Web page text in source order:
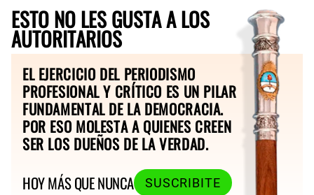
ESTO NO LES GUSTA A LOS
AUTORITARIOS
EL EJERCICIO DEL PERIODISMO
PROFESIONAL Y CRÍTICO ES UN PILAR
FUNDAMENTAL DE LA DEMOCRACIA.
POR ESO MOLESTA A QUIENES CREEN
SER LOS DUEÑOS DE LA VERDAD.
HOY MÁS QUE NUNCA
SUSCRIBITE